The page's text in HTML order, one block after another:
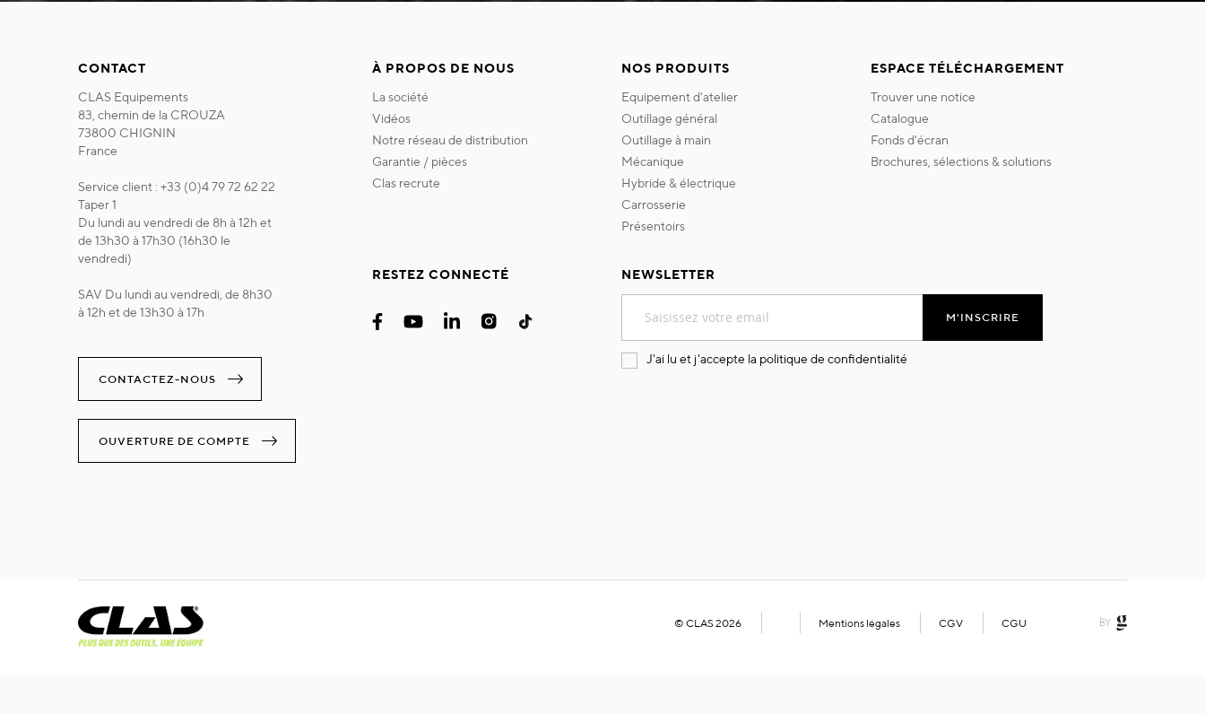
CONTACT
CLAS Equipements
83, chemin de la CROUZA
73800 CHIGNIN
France
Service client : +33 (0)4 79 72 62 22
Taper 1
Du lundi au vendredi de 8h à 12h et
de 13h30 à 17h30 (16h30 le
vendredi)
SAV Du lundi au vendredi, de 8h30
à 12h et de 13h30 à 17h
CONTACTEZ-NOUS
OUVERTURE DE COMPTE
À PROPOS DE NOUS
la société
vidéos
notre réseau de distribution
garantie / pièces
clas recrute
NOS PRODUITS
equipement d'atelier
outillage général
outillage à main
mécanique
hybride & électrique
carrosserie
présentoirs
ESPACE TÉLÉCHARGEMENT
trouver une notice
catalogue
fonds d'écran
brochures, sélections & solutions
RESTEZ CONNECTÉ
NEWSLETTER
notre
lettre
M'INSCRIRE
J'ai lu et j'accepte la politique de confidentialité
© CLAS 2026 Mentions légales CGV CGU